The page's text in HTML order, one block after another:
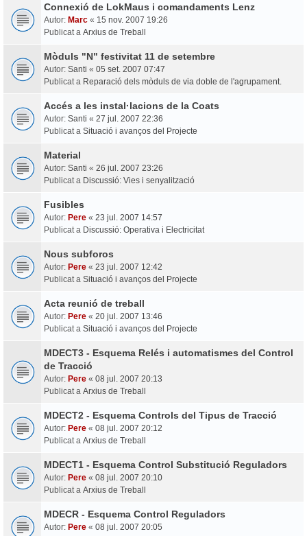
Connexió de LokMaus i comandaments Lenz
Autor: Marc « 15 nov. 2007 19:26
Publicat a Arxius de Treball
Mòduls "N" festivitat 11 de setembre
Autor: Santi « 05 set. 2007 07:47
Publicat a Reparació dels mòduls de via doble de l'agrupament.
Accés a les instal·lacions de la Coats
Autor: Santi « 27 jul. 2007 22:36
Publicat a Situació i avanços del Projecte
Material
Autor: Santi « 26 jul. 2007 23:26
Publicat a Discussió: Vies i senyalització
Fusibles
Autor: Pere « 23 jul. 2007 14:57
Publicat a Discussió: Operativa i Electricitat
Nous subforos
Autor: Pere « 23 jul. 2007 12:42
Publicat a Situació i avanços del Projecte
Acta reunió de treball
Autor: Pere « 20 jul. 2007 13:46
Publicat a Situació i avanços del Projecte
MDECT3 - Esquema Relés i automatismes del Control
de Tracció
Autor: Pere « 08 jul. 2007 20:13
Publicat a Arxius de Treball
MDECT2 - Esquema Controls del Tipus de Tracció
Autor: Pere « 08 jul. 2007 20:12
Publicat a Arxius de Treball
MDECT1 - Esquema Control Substitució Reguladors
Autor: Pere « 08 jul. 2007 20:10
Publicat a Arxius de Treball
MDECR - Esquema Control Reguladors
Autor: Pere « 08 jul. 2007 20:05